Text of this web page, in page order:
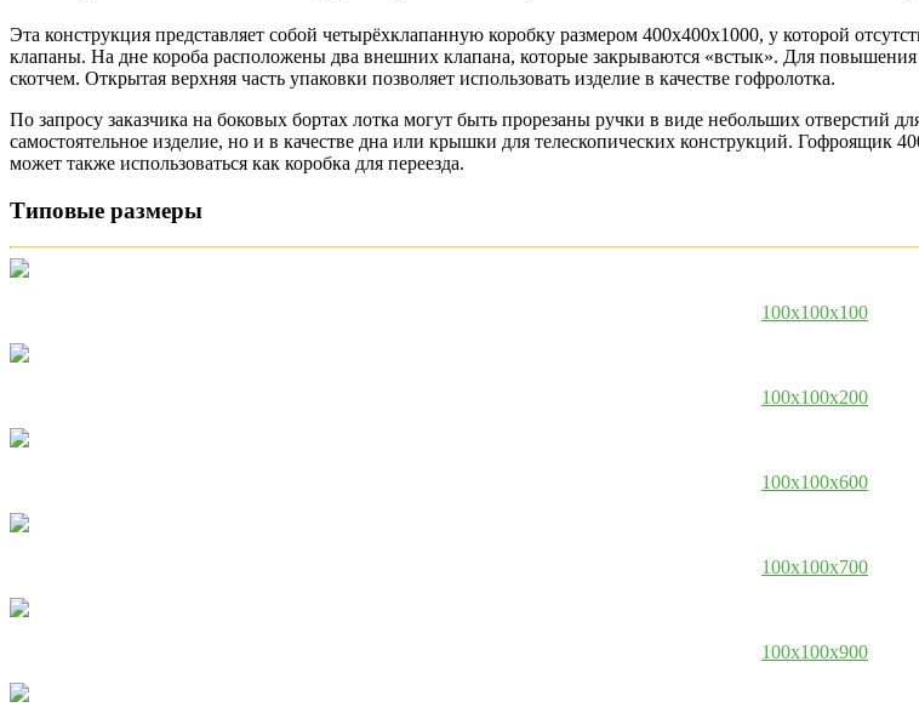
Эта конструкция представляет собой четырёхклапанную коробку размером 400х400х1000, у которой
клапаны. На дне короба расположены два внешних клапана, которые закрываются «встык». Для
скотчем. Открытая верхняя часть упаковки позволяет использовать изделие в качестве гофролотка.
По запросу заказчика на боковых бортах лотка могут быть прорезаны ручки в виде небольших отверстий
самостоятельное изделие, но и в качестве дна или крышки для телескопических конструкций. Гофроящик
может также использоваться как коробка для переезда.
Типовые размеры
100x100x100
100x100x200
100x100x600
100x100x700
100x100x900